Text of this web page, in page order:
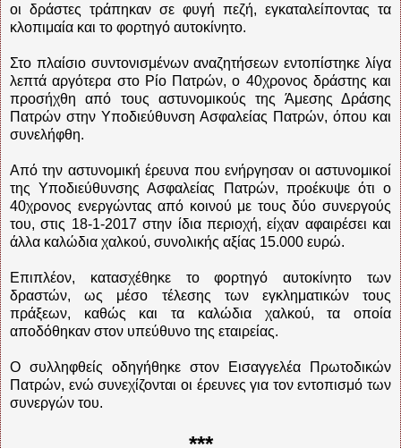
οι δράστες τράπηκαν σε φυγή πεζή, εγκαταλείποντας τα
κλοπιμαία και το φορτηγό αυτοκίνητο.
Στο πλαίσιο συντονισμένων αναζητήσεων εντοπίστηκε λίγα
λεπτά αργότερα στο Ρίο Πατρών, ο 40χρονος δράστης και
προσήχθη από τους αστυνομικούς της Άμεσης Δράσης
Πατρών στην Υποδιεύθυνση Ασφαλείας Πατρών, όπου και
συνελήφθη.
Από την αστυνομική έρευνα που ενήργησαν οι αστυνομικοί
της Υποδιεύθυνσης Ασφαλείας Πατρών, προέκυψε ότι ο
40χρονος ενεργώντας από κοινού με τους δύο συνεργούς
του, στις 18-1-2017 στην ίδια περιοχή, είχαν αφαιρέσει και
άλλα καλώδια χαλκού, συνολικής αξίας 15.000 ευρώ.
Επιπλέον, κατασχέθηκε το φορτηγό αυτοκίνητο των
δραστών, ως μέσο τέλεσης των εγκληματικών τους
πράξεων, καθώς και τα καλώδια χαλκού, τα οποία
αποδόθηκαν στον υπεύθυνο της εταιρείας.
Ο συλληφθείς οδηγήθηκε στον Εισαγγελέα Πρωτοδικών
Πατρών, ενώ συνεχίζονται οι έρευνες για τον εντοπισμό των
συνεργών του.